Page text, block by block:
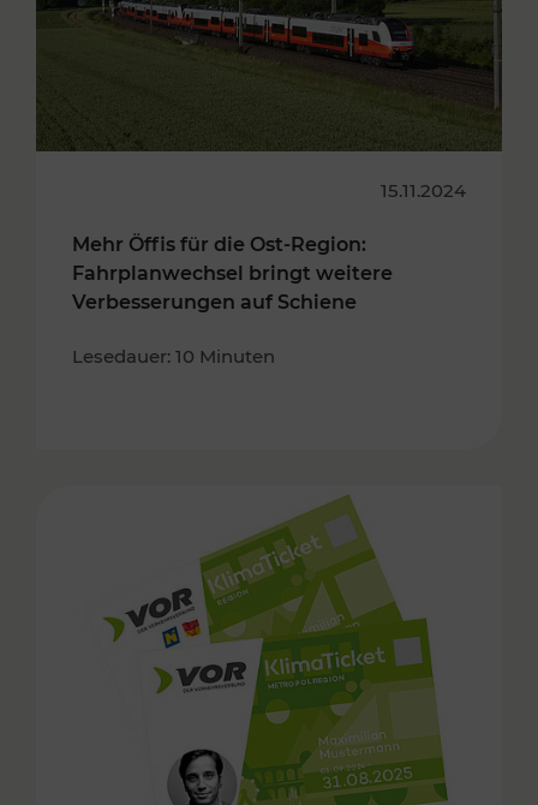
15.11.2024
Mehr Öffis für die Ost-Region:
Fahrplanwechsel bringt weitere
Verbesserungen auf Schiene
Lesedauer: 10 Minuten